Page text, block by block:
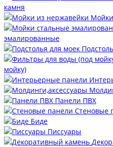
камня
эмалированные
мойку)
Панели ПВХ
Стеновые
Биде
Писсуары